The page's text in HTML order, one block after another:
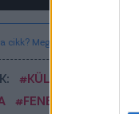
cikk? Megosztanád?
#KÜLFÖLDI FOCI
#FENERBAHCE